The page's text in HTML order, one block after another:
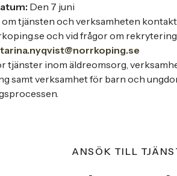
Den 7 juni
tjänsten och verksamheten
och vid frågor om
tjänster inom äldreomsorg,
samt verksamhet för barn och
ANSÖK TILL